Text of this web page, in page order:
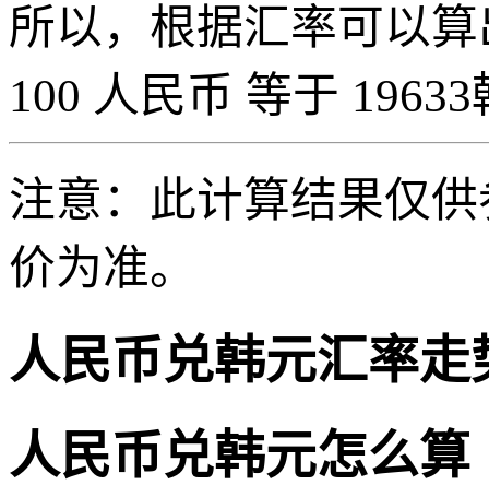
所以，根据汇率可以
100 人民币 等于
注意：此计算结果仅
价为准。
人民币兑韩元汇率走
人民币兑韩元怎么算